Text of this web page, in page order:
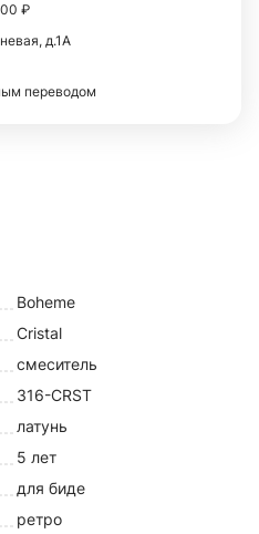
₽
д.1А
переводом
Boheme
Cristal
смеситель
316-CRST
латунь
5 лет
для биде
ретро